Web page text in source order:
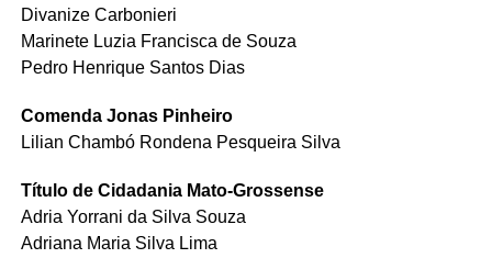
Divanize Carbonieri
Marinete Luzia Francisca de Souza
Pedro Henrique Santos Dias
Comenda Jonas Pinheiro
Lilian Chambó Rondena Pesqueira Silva
Título de Cidadania Mato-Grossense
Adria Yorrani da Silva Souza
Adriana Maria Silva Lima